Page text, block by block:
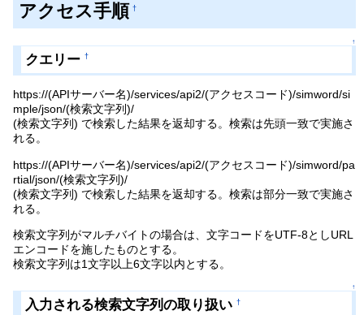
アクセス手順 †
↑
クエリー †
https://(APIサーバー名)/services/api2/(アクセスコード)/simword/si
mple/json/(検索文字列)/
(検索文字列) で検索した結果を返却する。検索は先頭一致で実施さ
れる。
https://(APIサーバー名)/services/api2/(アクセスコード)/simword/pa
rtial/json/(検索文字列)/
(検索文字列) で検索した結果を返却する。検索は部分一致で実施さ
れる。
検索文字列がマルチバイトの場合は、文字コードをUTF-8としURL
エンコードを施したものとする。
検索文字列は1文字以上6文字以内とする。
↑
入力される検索文字列の取り扱い †